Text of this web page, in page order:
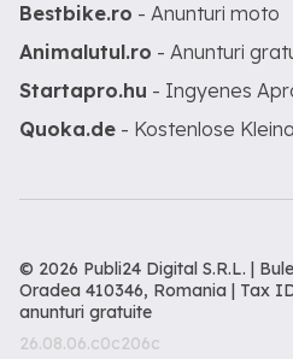
Bestbike.ro - Anunturi moto
Animalutul.ro - Anunturi
Startapro.hu - Ingyenes
Quoka.de - Kostenlose
© 2026 Publi24 Digital S.R.L. |
Oradea 410346, Romania | Tax
anunturi gratuite
26.08.06.c0c206c